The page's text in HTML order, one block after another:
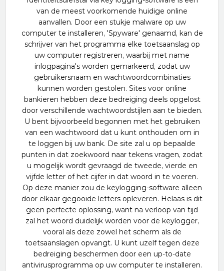
van de meest voorkomende huidige online
aanvallen. Door een stukje malware op uw
computer te installeren, 'Spyware' genaamd, kan de
schrijver van het programma elke toetsaanslag op
uw computer registreren, waarbij met name
inlogpagina's worden gemarkeerd, zodat uw
gebruikersnaam en wachtwoordcombinaties
kunnen worden gestolen. Sites voor online
bankieren hebben deze bedreiging deels opgelost
door verschillende wachtwoordstijlen aan te bieden.
U bent bijvoorbeeld begonnen met het gebruiken
van een wachtwoord dat u kunt onthouden om in
te loggen bij uw bank. De site zal u op bepaalde
punten in dat zoekwoord naar tekens vragen, zodat
u mogelijk wordt gevraagd de tweede, vierde en
vijfde letter of het cijfer in dat woord in te voeren.
Op deze manier zou de keylogging-software alleen
door elkaar gegooide letters opleveren. Helaas is dit
geen perfecte oplossing, want na verloop van tijd
zal het woord duidelijk worden voor de keylogger,
vooral als deze zowel het scherm als de
toetsaanslagen opvangt. U kunt uzelf tegen deze
bedreiging beschermen door een up-to-date
antivirusprogramma op uw computer te installeren.